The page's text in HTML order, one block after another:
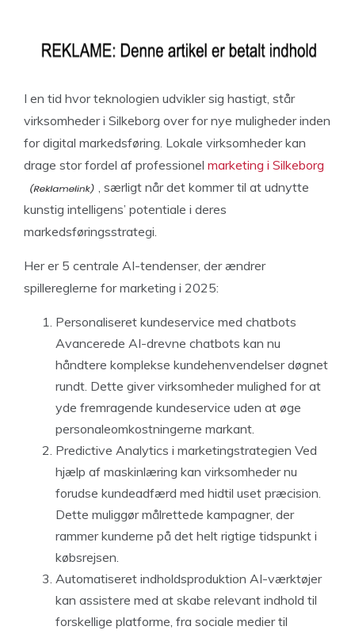
I en tid hvor teknologien udvikler sig hastigt, står
virksomheder i Silkeborg over for nye muligheder inden
for digital markedsføring. Lokale virksomheder kan
drage stor fordel af professionel marketing i Silkeborg
, særligt når det kommer til at udnytte
kunstig intelligens’ potentiale i deres
markedsføringsstrategi.
Her er 5 centrale AI-tendenser, der ændrer
spillereglerne for marketing i 2025:
Personaliseret kundeservice med chatbots
Avancerede AI-drevne chatbots kan nu
håndtere komplekse kundehenvendelser døgnet
rundt. Dette giver virksomheder mulighed for at
yde fremragende kundeservice uden at øge
personaleomkostningerne markant.
Predictive Analytics i marketingstrategien Ved
hjælp af maskinlæring kan virksomheder nu
forudse kundeadfærd med hidtil uset præcision.
Dette muliggør målrettede kampagner, der
rammer kunderne på det helt rigtige tidspunkt i
købsrejsen.
Automatiseret indholdsproduktion AI-værktøjer
kan assistere med at skabe relevant indhold til
forskellige platforme, fra sociale medier til